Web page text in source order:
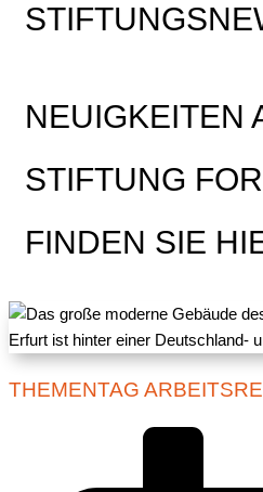
NEUIGKEITEN
STIFTUNG
FINDEN SIE
THEMENTAG